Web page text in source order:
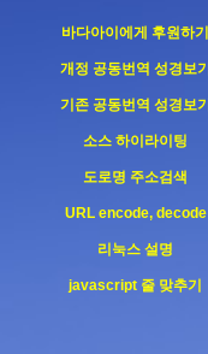
바다아이에게 후원하기
개정 공동번역 성경보기
기존 공동번역 성경보기
소스 하이라이팅
도로명 주소검색
URL encode, decode
리눅스 설명
javascript 줄 맞추기